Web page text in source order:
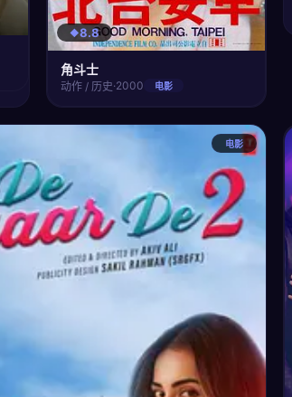
8.8
角斗士
动作 / 历史·2000 电影
电影